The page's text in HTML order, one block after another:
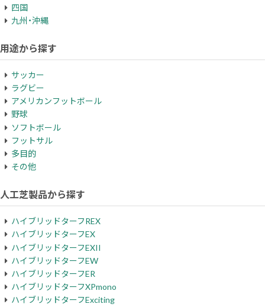
四国
九州・沖縄
用途から探す
サッカー
ラグビー
アメリカンフットボール
野球
ソフトボール
フットサル
多目的
その他
人工芝製品から探す
ハイブリッドターフREX
ハイブリッドターフEX
ハイブリッドターフEXII
ハイブリッドターフEW
ハイブリッドターフER
ハイブリッドターフXPmono
ハイブリッドターフExciting